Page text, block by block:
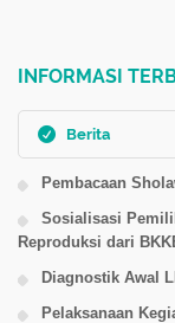
INFORMASI
Berita
Pembacaan
Sosialisasi
Reproduksi dari
Diagnostik Awal
Pelaksanaan